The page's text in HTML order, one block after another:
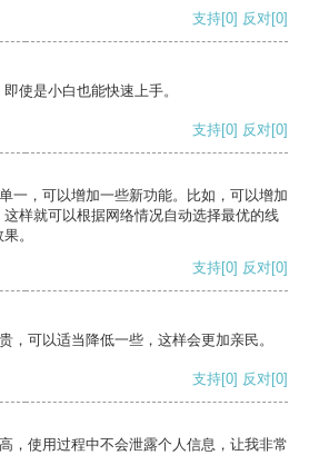
支持[0] 反对[0]
使是小白也能快速上手。
支持[0] 反对[0]
一，可以增加一些新功能。比如，可以增加
样就可以根据网络情况自动选择最优的线
。
支持[0] 反对[0]
，可以适当降低一些，这样会更加亲民。
支持[0] 反对[0]
，使用过程中不会泄露个人信息，让我非常